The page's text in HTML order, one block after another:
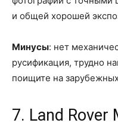
и общей хорошей
Минусы: нет
русификация, трудно
поищите на
7. Land Rover